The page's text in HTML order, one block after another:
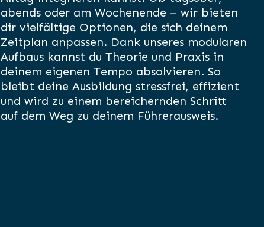
abends oder am Wochenende – wir bieten
dir vielfältige Optionen, die sich deinem
Zeitplan anpassen. Dank unseres modularen
Aufbaus kannst du Theorie und Praxis in
deinem eigenen Tempo absolvieren. So
bleibt deine Ausbildung stressfrei, effizient
und wird zu einem bereichernden Schritt
auf dem Weg zu deinem Führerausweis.